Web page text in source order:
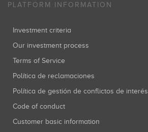
PLATFORM INFORMATION
Investment criteria
Our investment process
Terms of Service
Política de reclamaciones
Política de gestión de conflictos de interés
Code of conduct
Customer basic information